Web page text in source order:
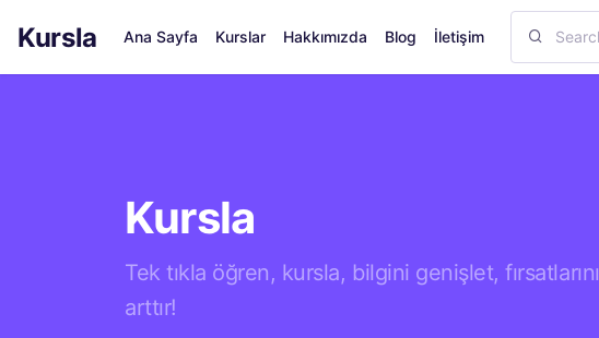
Kursla Ana Sayfa Kurslar Hakkımızda Blog İletişim
Kursla
Tek tıkla öğren, kursla, bilgini genişlet, fırsatlarını
arttır!